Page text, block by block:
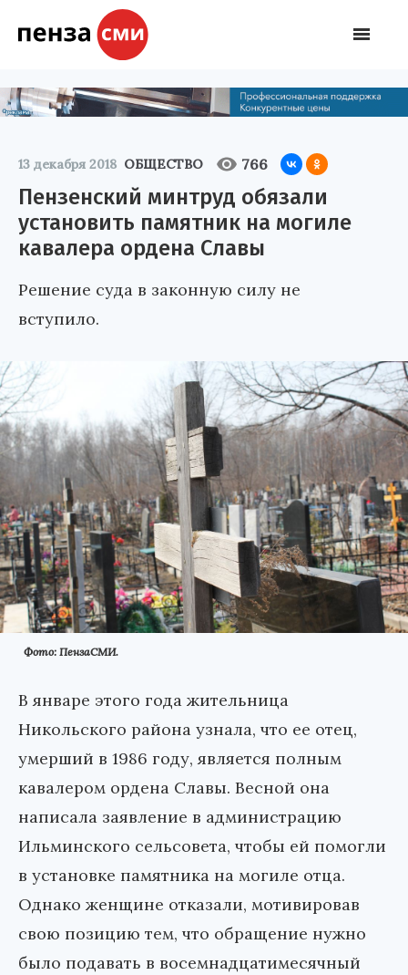
13 декабря 2018 ОБЩЕСТВО 766
Пензенский минтруд обязали
установить памятник на могиле
кавалера ордена Славы
Решение суда в законную силу не
вступило.
Фото: ПензаСМИ.
В январе этого года жительница
Никольского района узнала, что ее отец,
умерший в 1986 году, является полным
кавалером ордена Славы. Весной она
написала заявление в администрацию
Ильминского сельсовета, чтобы ей помогли
в установке памятника на могиле отца.
Однако женщине отказали, мотивировав
свою позицию тем, что обращение нужно
было подавать в восемнадцатимесячный